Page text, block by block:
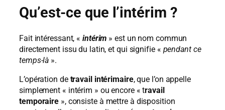
Qu’est-ce que l’intérim ?
Fait intéressant, « intérim » est un nom commun
directement issu du latin, et qui signifie « pendant ce
temps-là ».
L’opération de travail intérimaire, que l’on appelle
simplement « intérim » ou encore « travail
temporaire », consiste à mettre à disposition